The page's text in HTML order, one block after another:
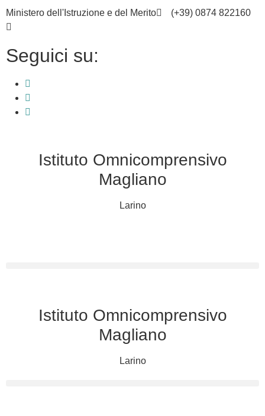
Ministero dell'Istruzione e del Merito
(+39) 0874 822160
Seguici su:
Istituto Omnicomprensivo
Magliano
Larino
Istituto Omnicomprensivo
Magliano
Larino